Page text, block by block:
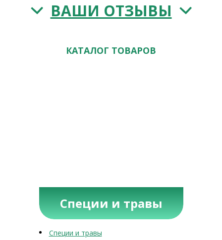
ВАШИ ОТЗЫВЫ
КАТАЛОГ ТОВАРОВ
Специи и травы
Специи и травы